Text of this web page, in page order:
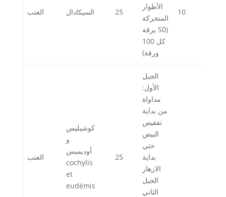
العنب السيكادال 25
الأطوار
المتحركة
(50 يرقة
كل 100
ورقة)
10
العنب
كوشيليس
و
أوديميس
cochylis
et
eudémis
25
الجيل
الأول:
مداواة
من بداية
تفقيص
البيض
حتي
بداية
الازهار
الجيل
الثاني